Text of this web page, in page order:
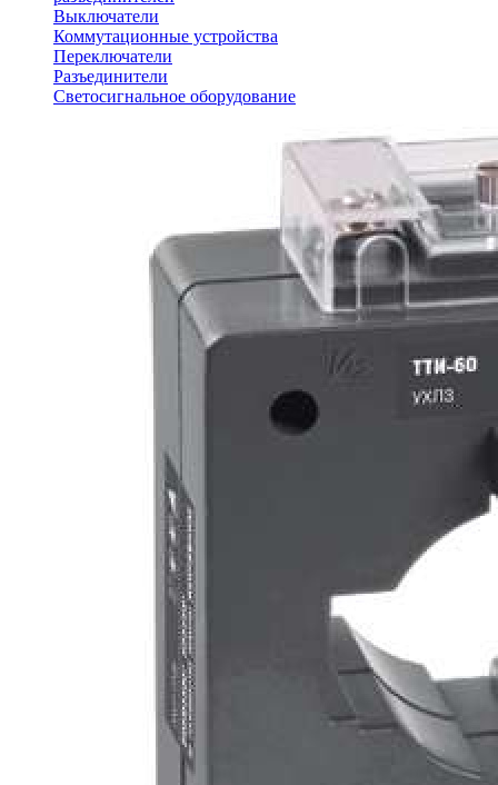
Выключатели
Коммутационные устройства
Переключатели
Разъединители
Светосигнальное оборудование